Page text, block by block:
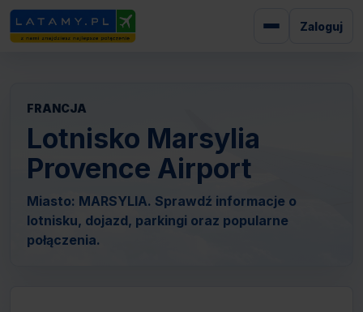
Zaloguj
FRANCJA
Lotnisko Marsylia
Provence Airport
Miasto: MARSYLIA. Sprawdź informacje o
lotnisku, dojazd, parkingi oraz popularne
połączenia.